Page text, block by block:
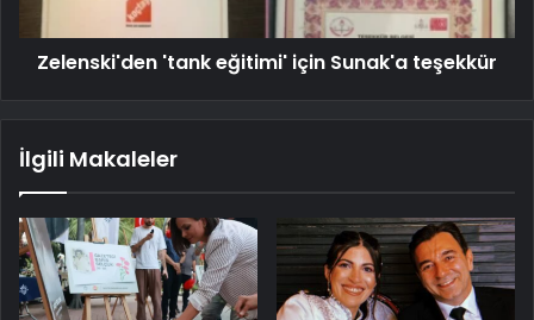
Zelenski'den 'tank eğitimi' için Sunak'a teşekkür
İlgili Makaleler